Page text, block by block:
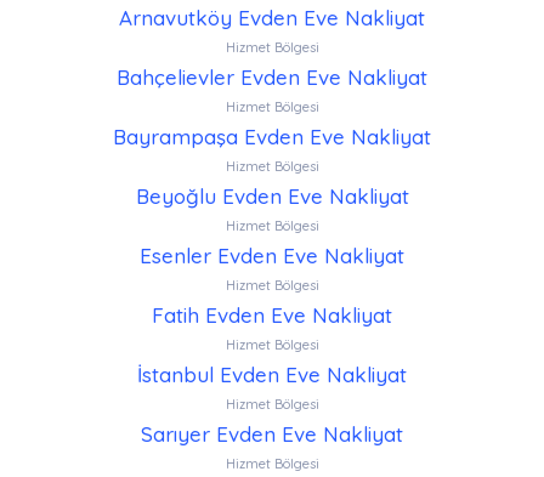
Arnavutköy Evden Eve Nakliyat
Hizmet Bölgesi
Bahçelievler Evden Eve Nakliyat
Hizmet Bölgesi
Bayrampaşa Evden Eve Nakliyat
Hizmet Bölgesi
Beyoğlu Evden Eve Nakliyat
Hizmet Bölgesi
Esenler Evden Eve Nakliyat
Hizmet Bölgesi
Fatih Evden Eve Nakliyat
Hizmet Bölgesi
İstanbul Evden Eve Nakliyat
Hizmet Bölgesi
Sarıyer Evden Eve Nakliyat
Hizmet Bölgesi